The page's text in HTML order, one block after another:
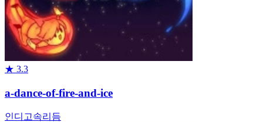
★ 3.3
a-dance-of-fire-and-ice
인디 고속리듬